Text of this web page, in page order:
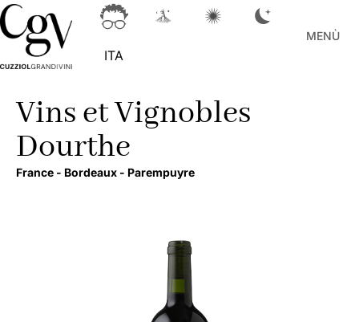
ITA
MENÙ
Vins et Vignobles
Dourthe
France - Bordeaux - Parempuyre